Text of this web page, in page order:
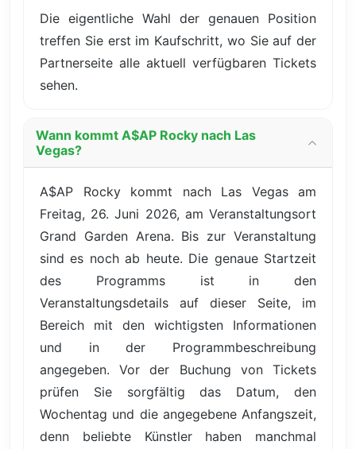
Die eigentliche Wahl der genauen Position
treffen Sie erst im Kaufschritt, wo Sie auf der
Partnerseite alle aktuell verfügbaren Tickets
sehen.
Wann kommt A$AP Rocky nach Las
Vegas?
A$AP Rocky kommt nach Las Vegas am
Freitag, 26. Juni 2026, am Veranstaltungsort
Grand Garden Arena. Bis zur Veranstaltung
sind es noch ab heute. Die genaue Startzeit
des Programms ist in den
Veranstaltungsdetails auf dieser Seite, im
Bereich mit den wichtigsten Informationen
und in der Programmbeschreibung
angegeben. Vor der Buchung von Tickets
prüfen Sie sorgfältig das Datum, den
Wochentag und die angegebene Anfangszeit,
denn beliebte Künstler haben manchmal